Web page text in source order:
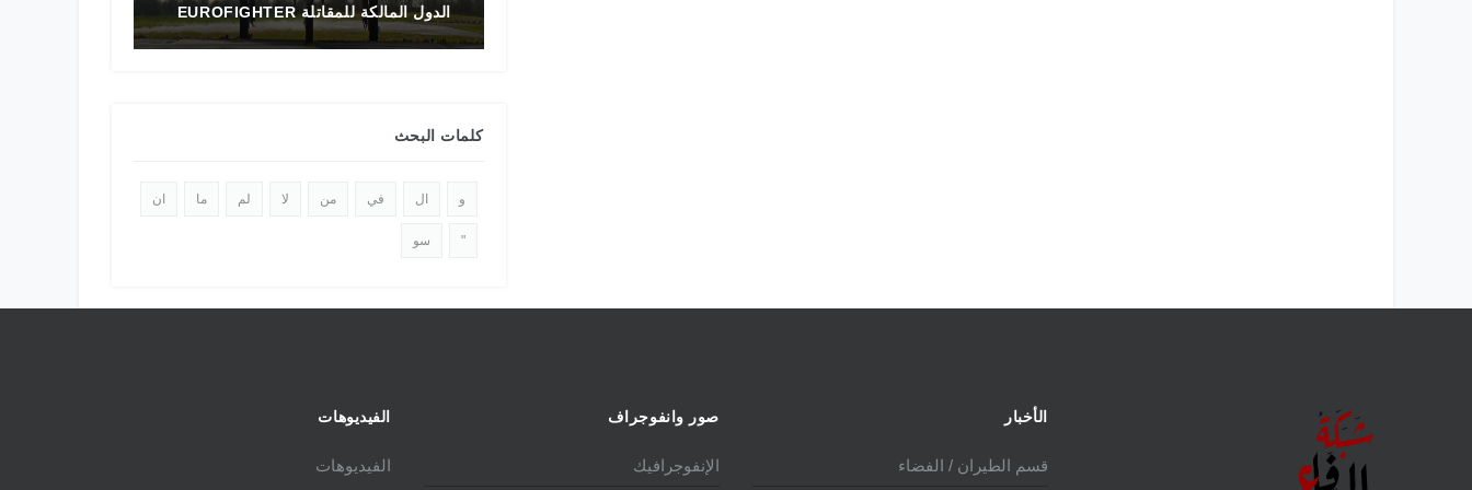
الدول المالكة للمقاتلة EUROFIGHTER
كلمات البحث
و ال في من لا لم ما ان
" سو
الأخبار
قسم الطيران / الفضاء
صور وانفوجراف
الإنفوجرافيك
الفيديوهات
الفيديوهات